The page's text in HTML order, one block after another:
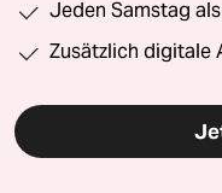
Jeden Samstag
Zusätzlich digitale